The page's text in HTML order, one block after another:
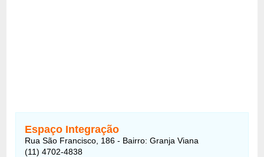
Espaço Integração
Rua São Francisco, 186 - Bairro: Granja Viana
(11) 4702-4838